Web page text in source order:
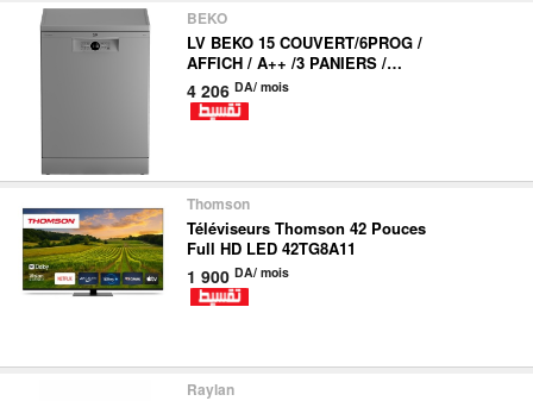
Aide
BEKO
LV BEKO 15 COUVERT/6PROG /
AFFICH / A++ /3 PANIERS /
PROSMA BDFN26420SQ
4 206 DA/ mois
Thomson
Téléviseurs Thomson 42 Pouces
Full HD LED 42TG8A11
1 900 DA/ mois
Raylan